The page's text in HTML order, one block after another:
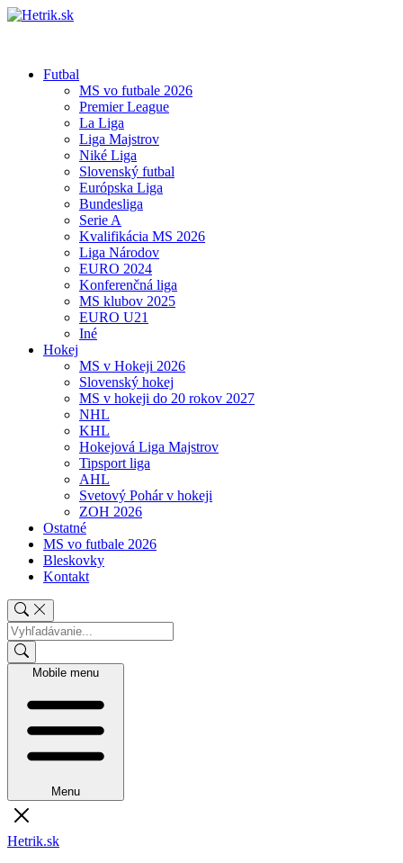
Futbal
MS vo futbale 2026
Premier League
La Liga
Liga Majstrov
Niké Liga
Slovenský futbal
Európska Liga
Bundesliga
Serie A
Kvalifikácia MS 2026
Liga Národov
EURO 2024
Konferenčná liga
MS klubov 2025
EURO U21
Iné
Hokej
MS v Hokeji 2026
Slovenský hokej
MS v hokeji do 20 rokov 2027
NHL
KHL
Hokejová Liga Majstrov
Tipsport liga
AHL
Svetový Pohár v hokeji
ZOH 2026
Ostatné
MS vo futbale 2026
Bleskovky
Kontakt
Mobile menu
Menu
Hetrik.sk